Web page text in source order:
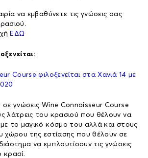
να εμβαθύνετε τις γνώσεις σας
ΕΔΩ
Course φιλοξενείται στα Χανιά 14 με
σε γνώσεις Wine Connoisseur Course
λάτρεις του κρασιού που θέλουν να
το μαγικό κόσμο του αλλά και στους
χώρου της εστίασης που θέλουν σε
να εμπλουτίσουν τις γνώσεις